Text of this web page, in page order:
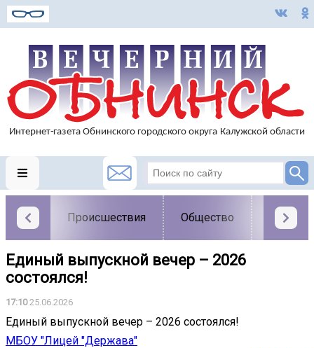
Происшествия Общество Власть
Единый выпускной вечер – 2026
состоялся!
17:1025.06.2026
Единый выпускной вечер – 2026 состоялся!
МБОУ "Лицей "Держава"